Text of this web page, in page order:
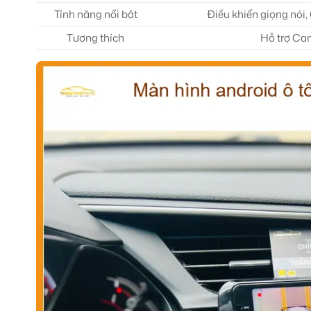
Tính năng nổi bật
Điều khiển giọng nói,
Tương thích
Hỗ trợ